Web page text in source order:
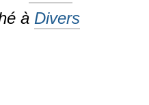
à Divers